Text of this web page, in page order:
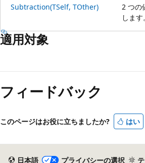
Subtraction(TSelf, TOther)
2 つの
します。
適用対象
み
取
モ
ド
フィードバック
このページはお役に立ちましたか? はい
日本語 プライバシーの選択